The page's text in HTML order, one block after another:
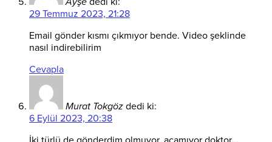
29 Temmuz 2023, 21:28
Email gönder kısmı çıkmıyor bende. Video şeklinde
nasıl indirebilirim
Cevapla
Murat Tokgöz dedi ki:
6 Eylül 2023, 20:38